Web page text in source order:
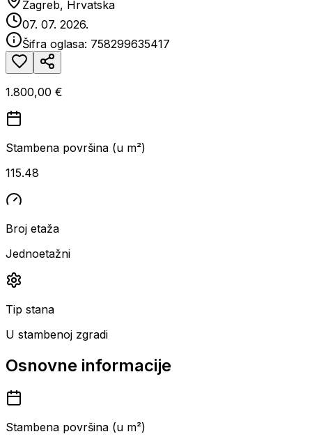
Zagreb, Hrvatska
07. 07. 2026.
Šifra oglasa: 758299635417
1.800,00 €
Stambena površina (u m²)
115.48
Broj etaža
Jednoetažni
Tip stana
U stambenoj zgradi
Osnovne informacije
Stambena površina (u m²)